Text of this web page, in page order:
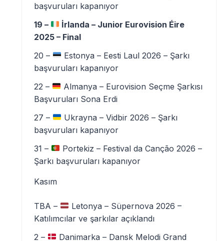
başvuruları kapanıyor
19 –
İrlanda – Junior Eurovision Éire
2025 – Final
20 –
Estonya – Eesti Laul 2026 – Şarkı
başvuruları kapanıyor
22 –
Almanya – Eurovision Seçme Şarkısı
Başvuruları Sona Erdi
27 –
Ukrayna – Vidbir 2026 – Şarkı
başvuruları kapanıyor
31 –
Portekiz – Festival da Canção 2026 –
Şarkı başvuruları kapanıyor
Kasım
TBA –
Letonya – Süpernova 2026 –
Katılımcılar ve şarkılar açıklandı
2 –
Danimarka – Dansk Melodi Grand